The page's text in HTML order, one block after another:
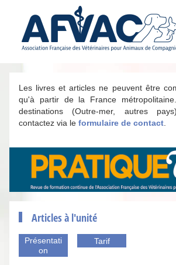
Les livres et articles ne peuvent être
qu'à partir de la France
destinations (Outre-mer, autres
contactez via le formulaire de contact
Articles à l'unité
Présentati
on
Tarif